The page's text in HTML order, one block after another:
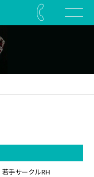
若手サークルRH